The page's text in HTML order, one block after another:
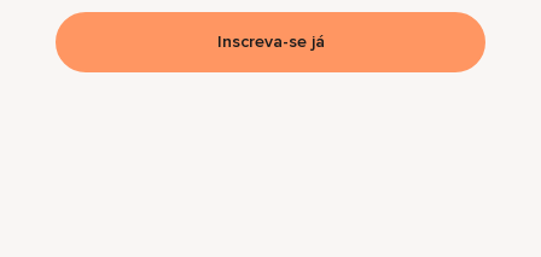
Inscreva-se já